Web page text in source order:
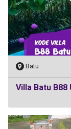
Batu
Villa Batu B88